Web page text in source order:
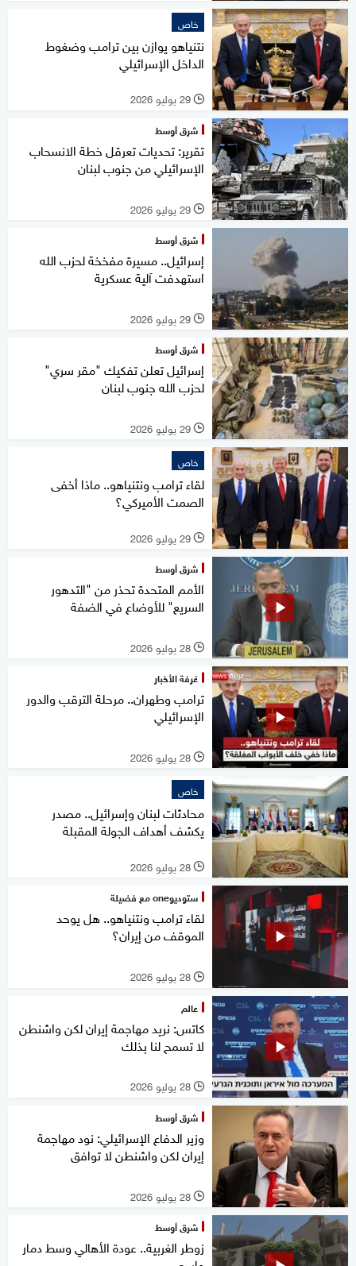
خاص
نتنياهو يوازن بين ترامب وضغوط
الداخل الإسرائيلي
l 29 يوليو 2026
شرق أوسط
تقرير: تحديات تعرقل خطة الانسحاب
الإسرائيلي من جنوب لبنان
l 29 يوليو 2026
شرق أوسط
إسرائيل.. مسيرة مفخخة لحزب الله
استهدفت آلية عسكرية
l 29 يوليو 2026
شرق أوسط
إسرائيل تعلن تفكيك "مقر سري"
لحزب الله جنوب لبنان
l 29 يوليو 2026
خاص
لقاء ترامب ونتنياهو.. ماذا أخفى
الصمت الأميركي؟
l 29 يوليو 2026
شرق أوسط
الأمم المتحدة تحذر من "التدهور
السريع" للأوضاع في الضفة
l 28 يوليو 2026
غرفة الأخبار
ترامب وطهران.. مرحلة الترقب والدور
الإسرائيلي
l 28 يوليو 2026
خاص
محادثات لبنان وإسرائيل.. مصدر
يكشف أهداف الجولة المقبلة
l 28 يوليو 2026
ستوديوone مع فضيلة
لقاء ترامب ونتنياهو.. هل يوحد
الموقف من إيران؟
l 28 يوليو 2026
عالم
كاتس: نريد مهاجمة إيران لكن واشنطن
لا تسمح لنا بذلك
l 28 يوليو 2026
شرق أوسط
وزير الدفاع الإسرائيلي: نود مهاجمة
إيران لكن واشنطن لا توافق
l 28 يوليو 2026
شرق أوسط
زوطر الغربية.. عودة الأهالي وسط دمار